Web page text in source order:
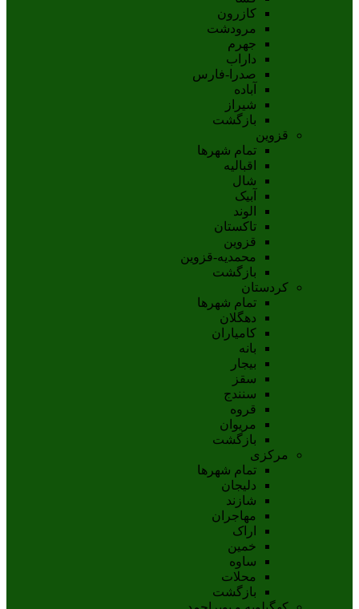
کازرون
مرودشت
جهرم
داراب
صدرا-فارس
آباده
شيراز
بازگشت
قزوین
تمام شهر‌ها
اقبالیه
شال
آبيک
الوند
تاکستان
قزوين
محمديه-قزوين
بازگشت
کردستان
تمام شهر‌ها
دهگلان
کامیاران
بانه
بيجار
سقز
سنندج
قروه
مريوان
بازگشت
مرکزی
تمام شهر‌ها
دلیجان
شازند
مهاجران
اراک
خمين
ساوه
محلات
بازگشت